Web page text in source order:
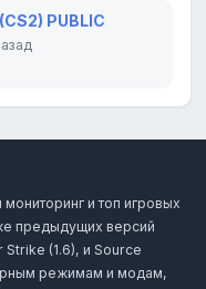
PUBLIC
и топ игровых
предыдущих версий
(1.6), и Source
режимам и модам,